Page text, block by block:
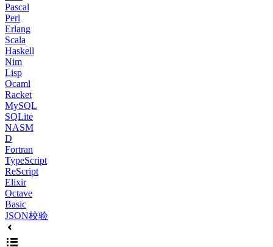
Pascal
Perl
Erlang
Scala
Haskell
Nim
Lisp
Ocaml
Racket
MySQL
SQLite
NASM
D
Fortran
TypeScript
ReScript
Elixir
Octave
Basic
JSON校验